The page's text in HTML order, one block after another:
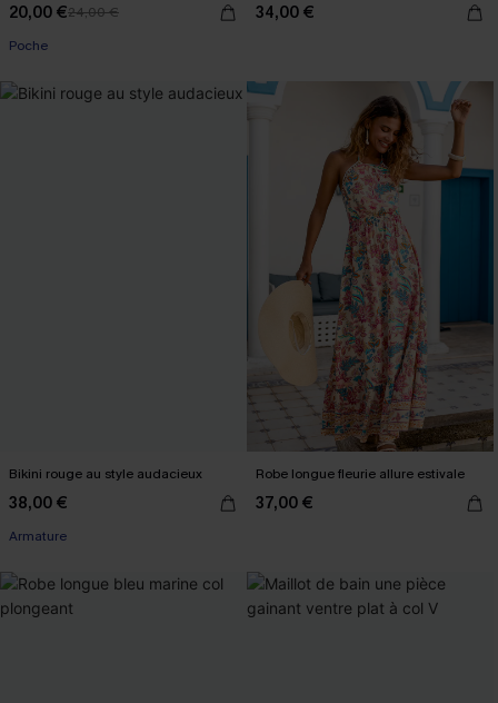
20,00 €24,00 €
Poche
34,00 €
Bikini rouge au style audacieux
38,00 €
Armature
Robe longue fleurie allure estivale
37,00 €